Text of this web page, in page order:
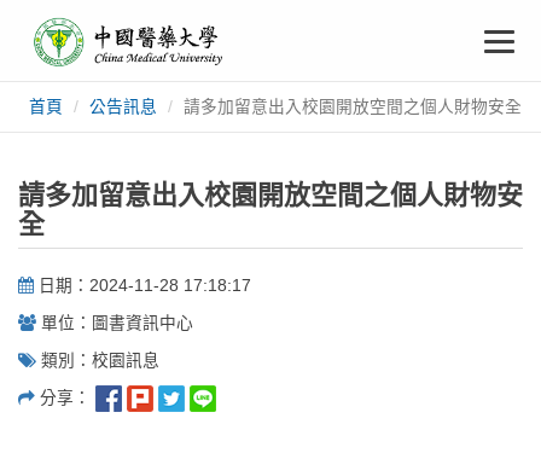
要
容
中
國
醫
藥
大
學
首頁 公告訊息 請多加留意出入校園開放空間之個人財物安全
請多加留意出入校園開放空間之個人財物安
全
日期：2024-11-28 17:18:17
單位：圖書資訊中心
類別：校園訊息
分享：